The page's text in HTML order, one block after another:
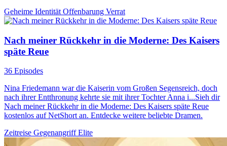
Geheime Identität Offenbarung Verrat
Nach meiner Rückkehr in die Moderne: Des Kaisers
späte Reue
36 Episodes
Nina Friedemann war die Kaiserin vom Großen Segensreich, doch
nach ihrer Entthronung kehrte sie mit ihrer Tochter Anna i...Sieh dir
Nach meiner Rückkehr in die Moderne: Des Kaisers späte Reue
kostenlos auf NetShort an. Entdecke weitere beliebte Dramen.
Zeitreise GegenangriffElite